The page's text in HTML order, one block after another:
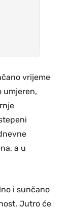
vrijeme
umjeren,
a u
i sunčano
Jutro će